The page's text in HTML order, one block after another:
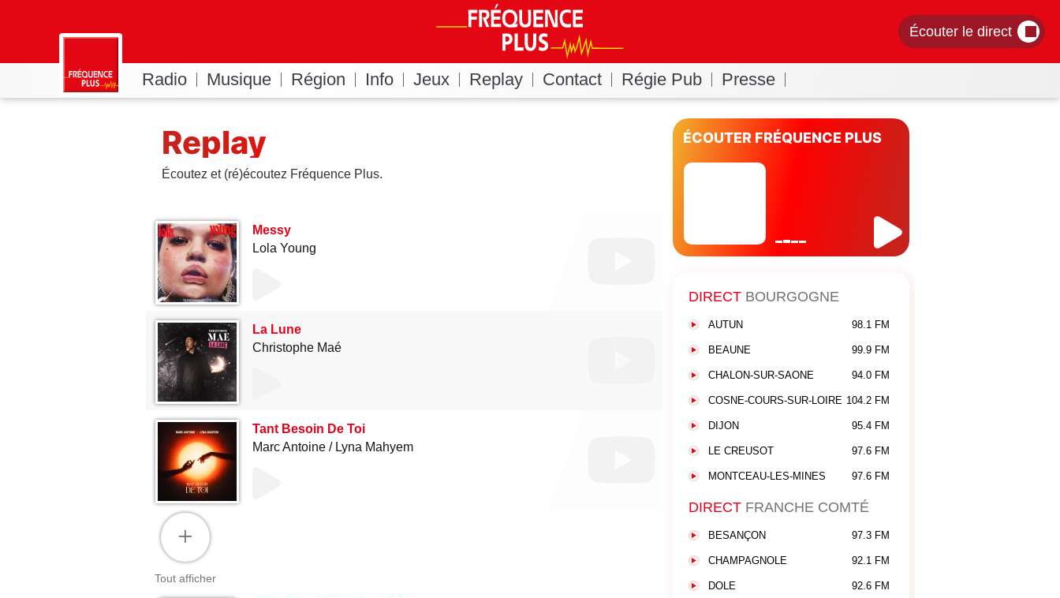
Écouter le direct
Radio Musique Région Info Jeux Replay Contact Régie Pub Presse
Replay
Écoutez et (ré)écoutez Fréquence Plus.
Messy
Lola Young
La Lune
Christophe Maé
Tant Besoin De Toi
Marc Antoine
Lyna Mahyem
+
Tout afficher
ÉCOUTER FRÉQUENCE PLUS
DIRECTBOURGOGNE
AUTUN 98.1 FM
BEAUNE 99.9 FM
CHALON-SUR-SAONE 94.0 FM
COSNE-COURS-SUR-LOIRE 104.2 FM
DIJON 95.4 FM
LE CREUSOT 97.6 FM
MONTCEAU-LES-MINES 97.6 FM
DIRECTFRANCHE COMTÉ
BESANÇON 97.3 FM
CHAMPAGNOLE 92.1 FM
DOLE 92.6 FM